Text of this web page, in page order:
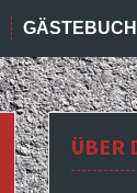
GÄSTEBUCH
ÜBER